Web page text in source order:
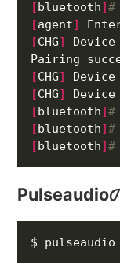
[bluetooth]#
[agent]
[CHG]
[CHG]
[CHG]
[bluetooth]#
[bluetooth]#
[bluetooth]
Pulseaudio